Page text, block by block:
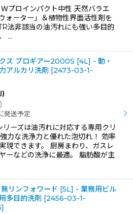
プロインパクト中性 天然バラエ
ォーター」＆植物性界面活性剤を
法非該当の油汚れにも強い多目的
…
ス プロギアー2000S [4L] - 動・
アルカリ洗剤 [2473-03-1-
)
)
発送予定
リーズは油汚れに対応する専用クリ
力な洗浄力と優れた泡切れ！ 効率
現できます。 厨房まわり、ガスレ
ーなどの洗浄に最適。 脂肪酸が主
リンフォワード [5L] - 業務用ビル
多目的洗剤 [2456-03-1-
]